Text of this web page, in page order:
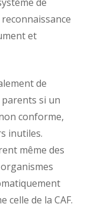
et
de
si un
conforme,
inutiles.
même des
celle de la CAF.